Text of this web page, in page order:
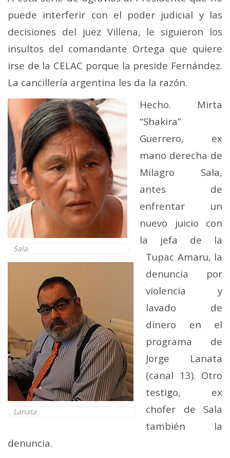
puede interferir con el poder judicial y las
decisiones del juez Villena, le siguieron los
insultos del comandante Ortega que quiere
irse de la CELAC porque la preside Fernández.
La cancillería argentina les da la razón.
Sala
Lanata
Hecho. Mirta
“Shakira”
Guerrero, ex
mano derecha de
Milagro Sala,
antes de
enfrentar un
nuevo juicio con
la jefa de la
Tupac Amaru, la
denuncia por
violencia y
lavado de
dinero en el
programa de
Jorge Lanata
(canal 13). Otro
testigo, ex
chofer de Sala
también la
denuncia.